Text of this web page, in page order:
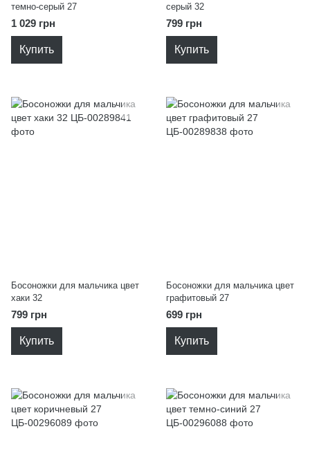
темно-серый 27
1 029 грн
Купить
серый 32
799 грн
Купить
Босоножки для мальчика цвет
хаки 32
799 грн
Купить
Босоножки для мальчика цвет
графитовый 27
699 грн
Купить